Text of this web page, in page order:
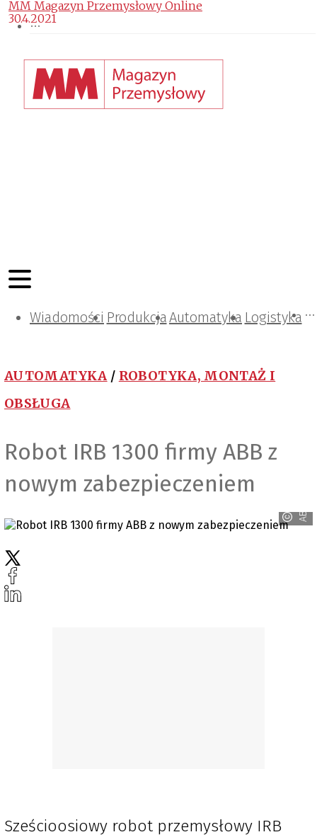
Wiadomości ProdukcjaAutomatyka Logistyka
Projektowanie i konstrukcje
Zarządzanie i IT
Tematy specjalne
AUTOMATYKA / ROBOTYKA, MONTAŻ I
OBSŁUGA
Robot IRB 1300 firmy ABB z
nowym zabezpieczeniem
ABB
MM Magazyn Przemysłowy Online
30.4.2021
Sześcioosiowy robot przemysłowy IRB